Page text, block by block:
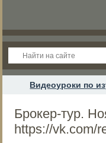
Видеоуроки по
Брокер-тур.
https://vk.com/